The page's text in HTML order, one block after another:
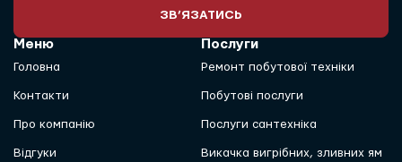
ЗВ’ЯЗАТИСЬ
Меню
Головна
Контакти
Про компанію
Відгуки
Послуги
Ремонт побутової техніки
Побутові послуги
Послуги сантехніка
Викачка вигрібних, зливних ям